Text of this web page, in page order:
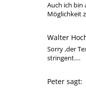
Auch ich bin
Möglichkeit
Walter
Sorry ,der
stringent.…
Peter sagt: